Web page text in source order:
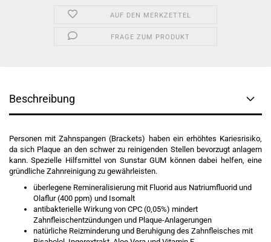
AUF DEN MERKZETTEL
FRAGE ZUM PRODUKT
Beschreibung
Personen mit Zahnspangen (Brackets) haben ein erhöhtes Kariesrisiko,
da sich Plaque an den schwer zu reinigenden Stellen bevorzugt anlagern
kann. Spezielle Hilfsmittel von Sunstar GUM können dabei helfen, eine
gründliche Zahnreinigung zu gewährleisten.
überlegene Remineralisierung mit Fluorid aus Natriumfluorid und
Olaflur (400 ppm) und Isomalt
antibakterielle Wirkung von CPC (0,05%) mindert
Zahnfleischentzündungen und Plaque-Anlagerungen
natürliche Reizminderung und Beruhigung des Zahnfleisches mit